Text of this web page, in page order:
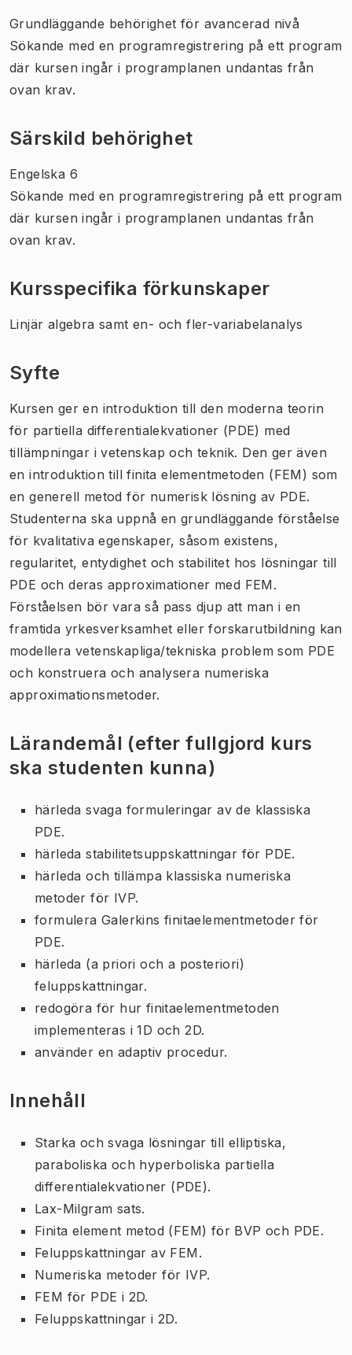
Grundläggande behörighet för avancerad nivå
Sökande med en programregistrering på ett program
där kursen ingår i programplanen undantas från
ovan krav.
Särskild behörighet
Engelska 6
Sökande med en programregistrering på ett program
där kursen ingår i programplanen undantas från
ovan krav.
Kursspecifika förkunskaper
Linjär algebra samt en- och fler-variabelanalys
Syfte
Kursen ger en introduktion till den moderna teorin
för partiella differentialekvationer (PDE) med
tillämpningar i vetenskap och teknik. Den ger även
en introduktion till finita elementmetoden (FEM) som
en generell metod för numerisk lösning av PDE.
Studenterna ska uppnå en grundläggande förståelse
för kvalitativa egenskaper, såsom existens,
regularitet, entydighet och stabilitet hos lösningar till
PDE och deras approximationer med FEM.
Förståelsen bör vara så pass djup att man i en
framtida yrkesverksamhet eller forskarutbildning kan
modellera vetenskapliga/tekniska problem som PDE
och konstruera och analysera numeriska
approximationsmetoder.
Lärandemål (efter fullgjord kurs
ska studenten kunna)
härleda svaga formuleringar av de klassiska
PDE.
härleda stabilitetsuppskattningar för PDE.
härleda och tillämpa klassiska numeriska
metoder för IVP.
formulera Galerkins finitaelementmetoder för
PDE.
härleda (a priori och a posteriori)
feluppskattningar.
redogöra för hur finitaelementmetoden
implementeras i 1D och 2D.
använder en adaptiv procedur.
Innehåll
Starka och svaga lösningar till elliptiska,
paraboliska och hyperboliska partiella
differentialekvationer (PDE).
Lax-Milgram sats.
Finita element metod (FEM) för BVP och PDE.
Feluppskattningar av FEM.
Numeriska metoder för IVP.
FEM för PDE i 2D.
Feluppskattningar i 2D.